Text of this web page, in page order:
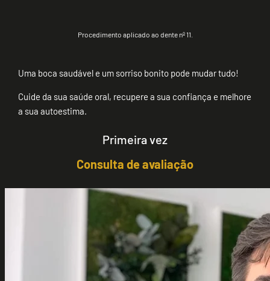
Procedimento aplicado ao dente nº 11.
Uma boca saudável e um sorriso bonito pode mudar tudo!
Cuide da sua saúde oral, recupere a sua confiança e melhore
a sua autoestima.
Primeira vez
Consulta de avaliação